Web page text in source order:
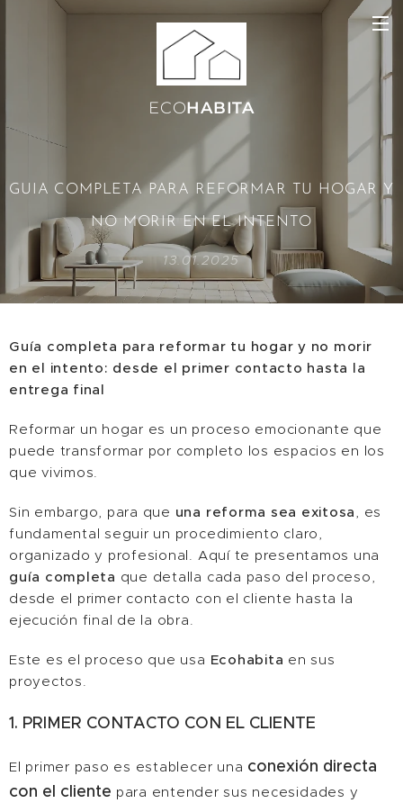
ECOHABITA
GUIA COMPLETA PARA REFORMAR TU HOGAR Y
NO MORIR EN EL INTENTO
13.01.2025
Guía completa para reformar tu hogar y no morir
en el intento: desde el primer contacto hasta la
entrega final
Reformar un hogar es un proceso emocionante que
puede transformar por completo los espacios en los
que vivimos.
Sin embargo, para que una reforma sea exitosa, es
fundamental seguir un procedimiento claro,
organizado y profesional. Aquí te presentamos una
guía completa que detalla cada paso del proceso,
desde el primer contacto con el cliente hasta la
ejecución final de la obra.
Este es el proceso que usa Ecohabita en sus
proyectos.
1. PRIMER CONTACTO CON EL CLIENTE
El primer paso es establecer una conexión directa
con el cliente para entender sus necesidades y